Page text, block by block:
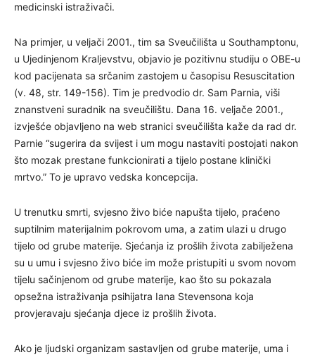
medicinski istraživači.
Na primjer, u veljači 2001., tim sa Sveučilišta u Southamptonu,
u Ujedinjenom Kraljevstvu, objavio je pozitivnu studiju o OBE-u
kod pacijenata sa srčanim zastojem u časopisu Resuscitation
(v. 48, str. 149-156). Tim je predvodio dr. Sam Parnia, viši
znanstveni suradnik na sveučilištu. Dana 16. veljače 2001.,
izvješće objavljeno na web stranici sveučilišta kaže da rad dr.
Parnie “sugerira da svijest i um mogu nastaviti postojati nakon
što mozak prestane funkcionirati a tijelo postane klinički
mrtvo.” To je upravo vedska koncepcija.
U trenutku smrti, svjesno živo biće napušta tijelo, praćeno
suptilnim materijalnim pokrovom uma, a zatim ulazi u drugo
tijelo od grube materije. Sjećanja iz prošlih života zabilježena
su u umu i svjesno živo biće im može pristupiti u svom novom
tijelu sačinjenom od grube materije, kao što su pokazala
opsežna istraživanja psihijatra Iana Stevensona koja
provjeravaju sjećanja djece iz prošlih života.
Ako je ljudski organizam sastavljen od grube materije, uma i